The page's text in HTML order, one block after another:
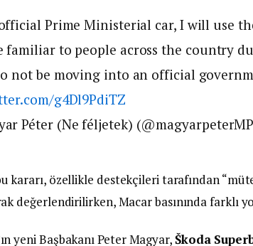
Prime Ministerial car, I will use
familiar to people across the country
not be moving into an official
g4Dl9PdiTZ
Péter (Ne féljetek)
kararı, özellikle destekçileri tarafından
değerlendirilirken, Macar basınında farklı
yeni Başbakanı Peter Magyar,Škoda